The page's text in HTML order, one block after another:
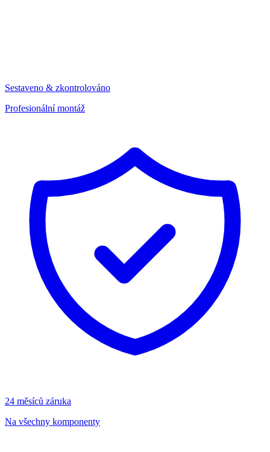
Sestaveno & zkontrolováno
Profesionální montáž
24 měsíců záruka
Na všechny komponenty